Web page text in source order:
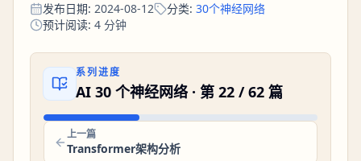
发布日期: 2024-08-12 分类: 30个神经网络
预计阅读: 4 分钟
系列进度
AI 30 个神经网络 · 第 22 /62 篇
上一篇
Transformer架构分析